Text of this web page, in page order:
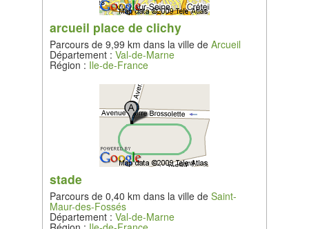
arcueil place de clichy
Parcours de 9,99 km dans la ville deArcueil
Département :Val-de-Marne
Région : Ile-de-France
stade
Parcours de 0,40 km dans la ville deSaint-
Maur-des-Fossés
Département :Val-de-Marne